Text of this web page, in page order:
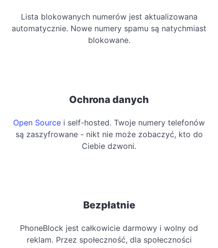
Lista blokowanych numerów jest aktualizowana
automatycznie. Nowe numery spamu są natychmiast
blokowane.
Ochrona danych
Open Source i self-hosted. Twoje numery telefonów
są zaszyfrowane - nikt nie może zobaczyć, kto do
Ciebie dzwoni.
Bezpłatnie
PhoneBlock jest całkowicie darmowy i wolny od
reklam. Przez społeczność, dla społeczności